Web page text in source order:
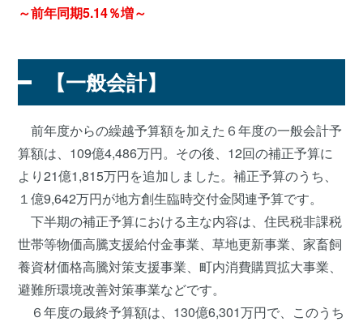
～前年同期5.14％増～
【一般会計】
前年度からの繰越予算額を加えた６年度の一般会計予
算額は、109億4,486万円。その後、12回の補正予算に
より21億1,815万円を追加しました。補正予算のうち、
１億9,642万円が地方創生臨時交付金関連予算です。
下半期の補正予算における主な内容は、住民税非課税
世帯等物価高騰支援給付金事業、草地更新事業、家畜飼
養資材価格高騰対策支援事業、町内消費購買拡大事業、
避難所環境改善対策事業などです。
６年度の最終予算額は、130億6,301万円で、このうち